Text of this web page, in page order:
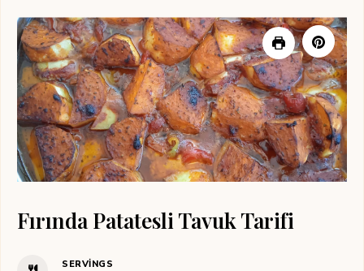
Fırında Patatesli Tavuk Tarifi
SERVINGS